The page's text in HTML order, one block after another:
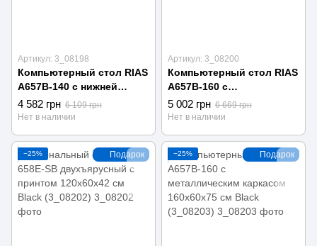
Артикул: 3_08198
Компьютерный стол RIAS
A657B-140 с нижней
полкой 140x60x75 см
Black (3_08198)
4 582 грн 6 109 грн
Нет в наличии
Артикул: 3_08200
Компьютерный стол RIAS
A657B-160 с
металлическим каркасом
160x60x75 см White
5 002 грн 6 669 грн
Нет в наличии
Подарок
−25% Подарок
−25%